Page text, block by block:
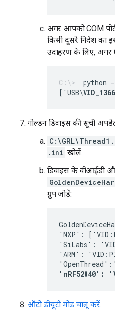
अगर आपको COM
किसी दूसरे निर्देश का
उदाहरण के लिए, अगर
python
['USB\
गोल्डन डिवाइस की सूची
.ini खोलें.
डिवाइस के वीआईडी
ग्रुप जोड़ें:
'NXP':
'SiLabs':
'ARM':
'nRF52840':
ऑटो डीयूटी मोड चालू करें.